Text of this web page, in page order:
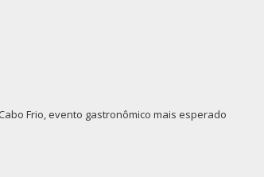
Frio, evento gastronômico mais esperado